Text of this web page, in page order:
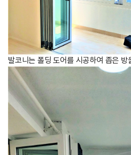
발코니는 폴딩 도어를 시공하여 좁은